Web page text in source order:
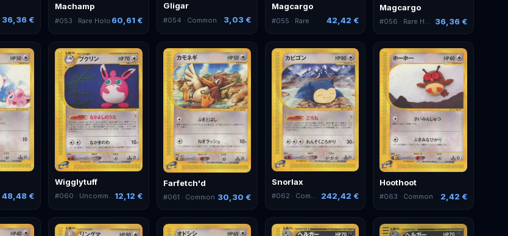
36,36 €
Machamp
#053 · Rare Holo 60,61 €
Gligar
#054 · Common 3,03 €
Magcargo
#055 · Rare 42,42 €
Magcargo
#056 · Rare Holo 36,36 €
48,48 €
Wigglytuff
#060 · Uncommon 12,12 €
Farfetch'd
#061 · Common 30,30 €
Snorlax
#062 · Common 242,42 €
Hoothoot
#063 · Common 2,42 €